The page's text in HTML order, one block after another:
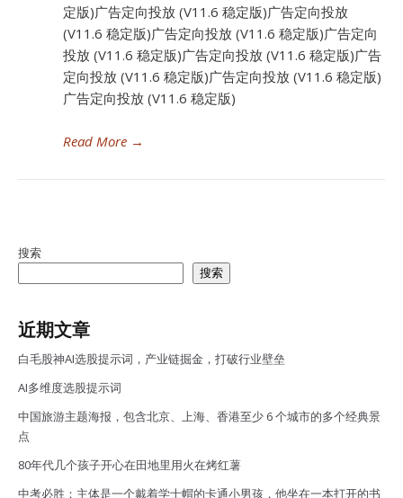
定版)广告定向投放 (V11.6 稳定版)广告定向投放
(V11.6 稳定版)广告定向投放 (V11.6 稳定版)广告定向
投放 (V11.6 稳定版)广告定向投放 (V11.6 稳定版)广告
定向投放 (V11.6 稳定版)广告定向投放 (V11.6 稳定版)
广告定向投放 (V11.6 稳定版)
Read More →
搜索
搜索
近期文章
白毛股神AI选股提示词，产业链掘金，打破行业壁垒
AI多维度选股提示词
中国旅游主题海报，包含北京、上海、香港至少 6 个城市的多个经典景
点
80年代几个孩子开心在田地里用火在烤红薯
中考必胜：主体是一个戴着学士帽的卡通小男孩，他坐在一本打开的书